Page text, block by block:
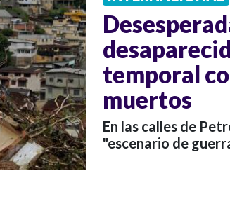
temporal
muertos
En las calles de
"escenario de